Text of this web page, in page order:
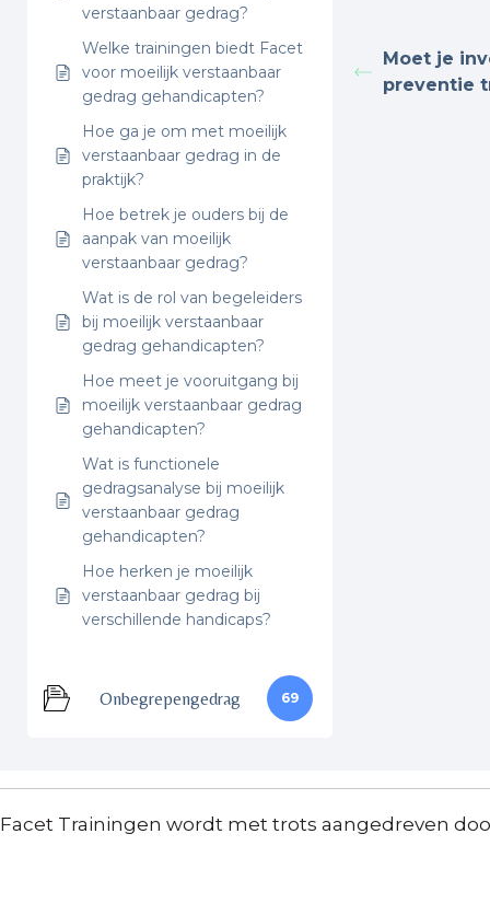
verstaanbaar gedrag?
Welke trainingen biedt Facet
voor moeilijk verstaanbaar
gedrag gehandicapten?
Hoe ga je om met moeilijk
verstaanbaar gedrag in de
praktijk?
Hoe betrek je ouders bij de
aanpak van moeilijk
verstaanbaar gedrag?
Wat is de rol van begeleiders
bij moeilijk verstaanbaar
gedrag gehandicapten?
Hoe meet je vooruitgang bij
moeilijk verstaanbaar gedrag
gehandicapten?
Wat is functionele
gedragsanalyse bij moeilijk
verstaanbaar gedrag
gehandicapten?
Hoe herken je moeilijk
verstaanbaar gedrag bij
verschillende handicaps?
Onbegrepengedrag 69
Moet je
preventie
Facet Trainingen wordt met trots aangedreven